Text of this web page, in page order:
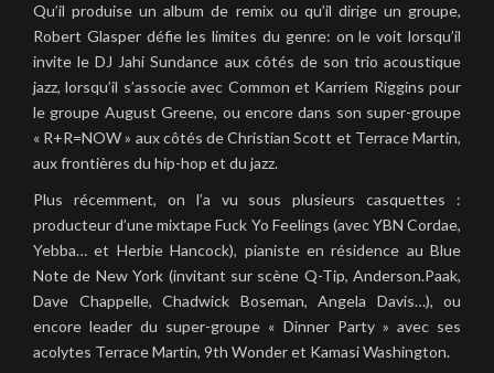
Qu’il produise un album de remix ou qu’il dirige un groupe,
Robert Glasper défie les limites du genre: on le voit lorsqu’il
invite le DJ Jahi Sundance aux côtés de son trio acoustique
jazz, lorsqu’il s’associe avec Common et Karriem Riggins pour
le groupe August Greene, ou encore dans son super-groupe
« R+R=NOW » aux côtés de Christian Scott et Terrace Martin,
aux frontières du hip-hop et du jazz.
Plus récemment, on l’a vu sous plusieurs casquettes :
producteur d’une mixtape Fuck Yo Feelings (avec YBN Cordae,
Yebba… et Herbie Hancock), pianiste en résidence au Blue
Note de New York (invitant sur scène Q-Tip, Anderson.Paak,
Dave Chappelle, Chadwick Boseman, Angela Davis…), ou
encore leader du super-groupe « Dinner Party » avec ses
acolytes Terrace Martin, 9th Wonder et Kamasi Washington.